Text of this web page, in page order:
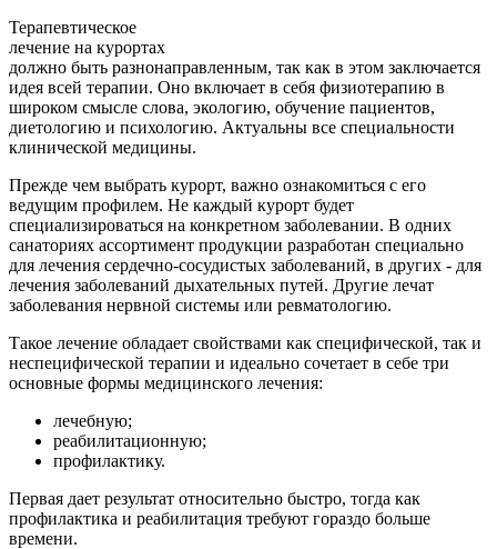
Терапевтическое
лечение на курортах
должно быть разнонаправленным, так как в этом заключается
идея всей терапии. Оно включает в себя физиотерапию в
широком смысле слова, экологию, обучение пациентов,
диетологию и психологию. Актуальны все специальности
клинической медицины.
Прежде чем выбрать курорт, важно ознакомиться с его
ведущим профилем. Не каждый курорт будет
специализироваться на конкретном заболевании. В одних
санаториях ассортимент продукции разработан специально
для лечения сердечно-сосудистых заболеваний, в других - для
лечения заболеваний дыхательных путей. Другие лечат
заболевания нервной системы или ревматологию.
Такое лечение обладает свойствами как специфической, так и
неспецифической терапии и идеально сочетает в себе три
основные формы медицинского лечения:
лечебную;
реабилитационную;
профилактику.
Первая дает результат относительно быстро, тогда как
профилактика и реабилитация требуют гораздо больше
времени.